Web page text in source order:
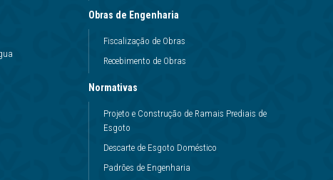
Obras de Engenharia
Fiscalização de Obras
Recebimento de Obras
Normativas
Projeto e Construção de Ramais Prediais de
Esgoto
Descarte de Esgoto Doméstico
Padrões de Engenharia